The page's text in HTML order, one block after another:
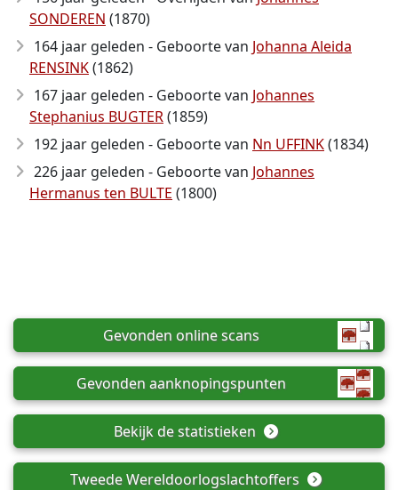
SONDEREN (1870)
164 jaar geleden - Geboorte van Johanna Aleida
RENSINK(1862)
167 jaar geleden - Geboorte van Johannes
Stephanius BUGTER(1859)
192 jaar geleden - Geboorte van Nn UFFINK(1834)
226 jaar geleden - Geboorte van Johannes
Hermanus ten BULTE (1800)
Gevonden online scans
Gevonden aanknopingspunten
Bekijk de statistieken
Tweede Wereldoorlogslachtoffers